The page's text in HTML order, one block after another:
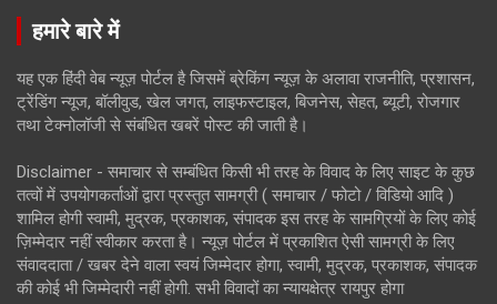
हमारे बारे में
यह एक हिंदी वेब न्यूज़ पोर्टल है जिसमें ब्रेकिंग न्यूज़ के अलावा राजनीति, प्रशासन,
ट्रेंडिंग न्यूज, बॉलीवुड, खेल जगत, लाइफस्टाइल, बिजनेस, सेहत, ब्यूटी, रोजगार
तथा टेक्नोलॉजी से संबंधित खबरें पोस्ट की जाती है।
Disclaimer - समाचार से सम्बंधित किसी भी तरह के विवाद के लिए साइट के कुछ
तत्वों में उपयोगकर्ताओं द्वारा प्रस्तुत सामग्री ( समाचार / फोटो / विडियो आदि )
शामिल होगी स्वामी, मुद्रक, प्रकाशक, संपादक इस तरह के सामग्रियों के लिए कोई
ज़िम्मेदार नहीं स्वीकार करता है। न्यूज़ पोर्टल में प्रकाशित ऐसी सामग्री के लिए
संवाददाता / खबर देने वाला स्वयं जिम्मेदार होगा, स्वामी, मुद्रक, प्रकाशक, संपादक
की कोई भी जिम्मेदारी नहीं होगी. सभी विवादों का न्यायक्षेत्र रायपुर होगा